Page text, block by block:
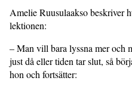
Amelie Ruusulaakso beskriver
lektionen:
– Man vill bara lyssna mer och
just då eller tiden tar slut, så
hon och fortsätter: